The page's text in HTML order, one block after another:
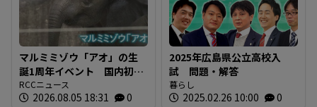
マルミミゾウ「アオ」の生
誕1周年イベント 国内初の
繁殖成功 全国のファンに
よる「思い出の一枚」も展
RCCニュース
2026.08.05 18:31 0
2025年広島県公立高校入
試 問題・解答
暮らし
2025.02.26 10:00 0